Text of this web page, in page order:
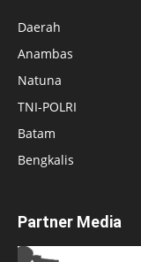
Daerah
Anambas
Natuna
TNI-POLRI
Batam
Bengkalis
Partner Media